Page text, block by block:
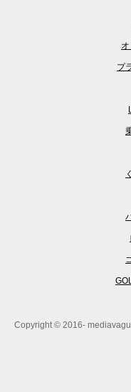
プ
Copyright © 2016-